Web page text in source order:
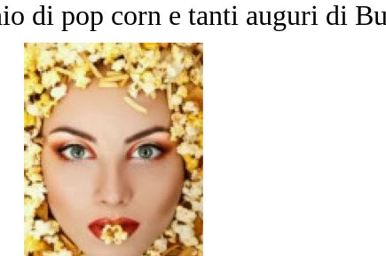
di pop corn e tanti auguri di